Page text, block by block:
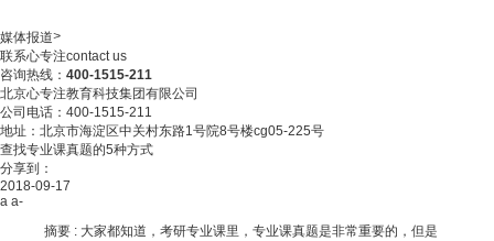
媒体报道>
联系心专注contact us
咨询热线： 400-1515-211
北京心专注教育科技集团有限公司
公司电话：400-1515-211
地址：北京市海淀区中关村东路1号院8号楼cg05-225号
查找专业课真题的5种方式
分享到：
2018-09-17
a a-
摘要 : 大家都知道，考研专业课里，专业课真题是非常重要的，但是